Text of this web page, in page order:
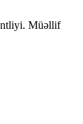
Müəllif